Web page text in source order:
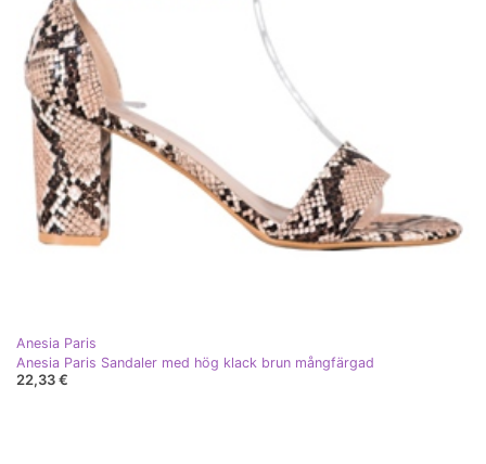
Anesia Paris
Anesia Paris Sandaler med hög klack brun mångfärgad
22,33 €